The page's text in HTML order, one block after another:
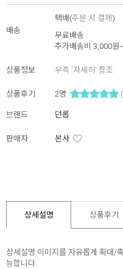
배송
택배(주문 시 결제 )
무료배송
추가배송비 3,000원
상품정보 우측 '자세히' 참조
상품후기 2명 (
브랜드 던롭
판매자 본사
상세설명 상품후기
상세설명 이미지를 자유롭게 확대/
능합니다.